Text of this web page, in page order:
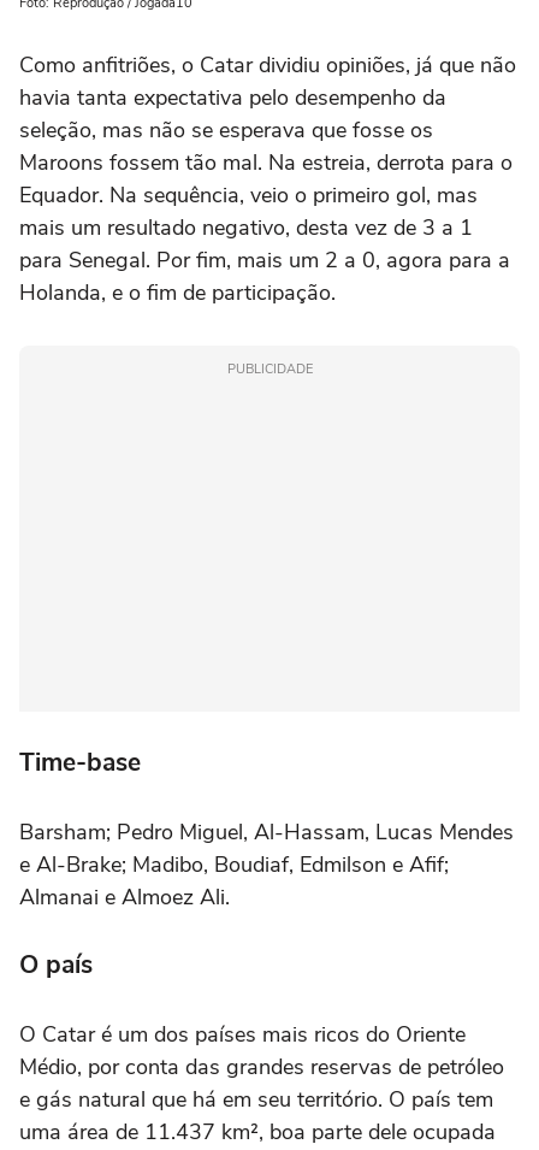
Como anfitriões, o Catar dividiu opiniões, já que não
havia tanta expectativa pelo desempenho da
seleção, mas não se esperava que fosse os
Maroons fossem tão mal. Na estreia, derrota para o
Equador. Na sequência, veio o primeiro gol, mas
mais um resultado negativo, desta vez de 3 a 1
para Senegal. Por fim, mais um 2 a 0, agora para a
Holanda, e o fim de participação.
PUBLICIDADE
Time-base
Barsham; Pedro Miguel, Al-Hassam, Lucas Mendes
e Al-Brake; Madibo, Boudiaf, Edmilson e Afif;
Almanai e Almoez Ali.
O país
O Catar é um dos países mais ricos do Oriente
Médio, por conta das grandes reservas de petróleo
e gás natural que há em seu território. O país tem
uma área de 11.437 km², boa parte dele ocupada